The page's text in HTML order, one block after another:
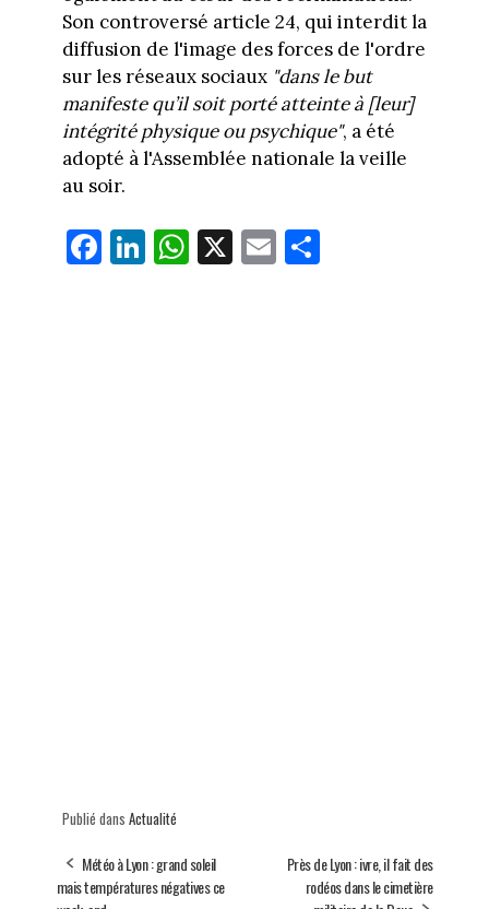
Son controversé article 24, qui interdit la
diffusion de l'image des forces de l'ordre
sur les réseaux sociaux "dans le but
manifeste qu’il soit porté atteinte à [leur]
intégrité physique ou psychique", a été
adopté à l'Assemblée nationale la veille
au soir.
Fa
ce
Li
nk
W
ha
X E
m
Pa
rt
Publié dans Actualité
Météo à Lyon : grand soleil
mais températures négatives ce
Près de Lyon : ivre, il fait des
rodéos dans le cimetière